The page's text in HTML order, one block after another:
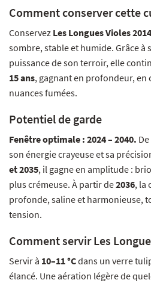
Comment conserver cette
Conservez Les Longues Violes 2014
sombre, stable et humide. Grâce à
puissance de son terroir, elle
15 ans, gagnant en profondeur, en
nuances fumées.
Potentiel de garde
Fenêtre optimale : 2024 – 2040. De
son énergie crayeuse et sa
et 2035, il gagne en amplitude :
plus crémeuse. À partir de2036, la
profonde, saline et harmonieuse,
tension.
Comment servir Les
Servir à 10–11 °Cdans un verre
élancé. Une aération légère de